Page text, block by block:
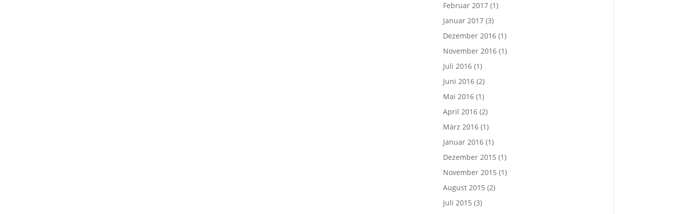
Februar 2017(1)
Januar 2017(3)
Dezember 2016(1)
November 2016(1)
Juli 2016(1)
Juni 2016(2)
Mai 2016(1)
April 2016(2)
März 2016(1)
Januar 2016(1)
Dezember 2015 (1)
November 2015 (1)
August 2015 (2)
Juli 2015 (3)